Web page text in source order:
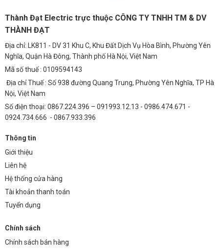
Thành Đạt Electric trực thuộc CÔNG TY TNHH TM & DV
THÀNH ĐẠT
Địa chỉ: LK811 - DV 31 Khu C, Khu Đất Dịch Vụ Hòa Bình, Phường Yên
Nghĩa, Quận Hà Đông, Thành phố Hà Nội, Việt Nam
Mã số thuế : 0109594143
Địa chỉ Thuế : Số 938 đường Quang Trung, Phường Yên Nghĩa, TP Hà
Nội, Việt Nam
Số điện thoại: 0867.224.396 – 091993.12.13 - 0986.474.671 -
0924.734.666 - 0867.933.396
Thông tin
Giới thiệu
Liên hệ
Hệ thống cửa hàng
Tài khoản thanh toán
Tuyển dụng
Chính sách
Chính sách bán hàng